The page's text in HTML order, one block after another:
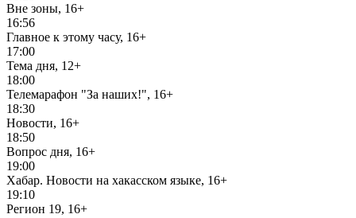
Вне зоны, 16+
16:56
Главное к этому часу, 16+
17:00
Тема дня, 12+
18:00
Телемарафон "За наших!", 16+
18:30
Новости, 16+
18:50
Вопрос дня, 16+
19:00
Хабар. Новости на хакасском языке, 16+
19:10
Регион 19, 16+